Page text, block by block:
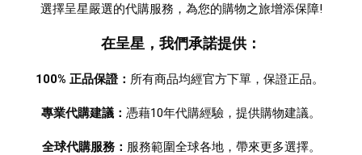
選擇呈星嚴選的代購服務，為您的購物之旅增添保障!
在呈星，我們承諾提供：
100% 正品保證： 所有商品均經官方下單，保證正品。
專業代購建議： 憑藉10年代購經驗，提供購物建議。
全球代購服務： 服務範圍全球各地，帶來更多選擇。